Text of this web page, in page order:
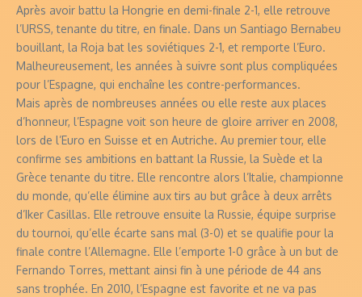
Après avoir battu la Hongrie en demi-finale 2-1, elle retrouve
l’URSS, tenante du titre, en finale. Dans un Santiago Bernabeu
bouillant, la Roja bat les soviétiques 2-1, et remporte l’Euro.
Malheureusement, les années à suivre sont plus compliquées
pour l’Espagne, qui enchaîne les contre-performances.
Mais après de nombreuses années ou elle reste aux places
d’honneur, l’Espagne voit son heure de gloire arriver en 2008,
lors de l’Euro en Suisse et en Autriche. Au premier tour, elle
confirme ses ambitions en battant la Russie, la Suède et la
Grèce tenante du titre. Elle rencontre alors l’Italie, championne
du monde, qu’elle élimine aux tirs au but grâce à deux arrêts
d’Iker Casillas. Elle retrouve ensuite la Russie, équipe surprise
du tournoi, qu’elle écarte sans mal (3-0) et se qualifie pour la
finale contre l’Allemagne. Elle l’emporte 1-0 grâce à un but de
Fernando Torres, mettant ainsi fin à une période de 44 ans
sans trophée. En 2010, l’Espagne est favorite et ne va pas